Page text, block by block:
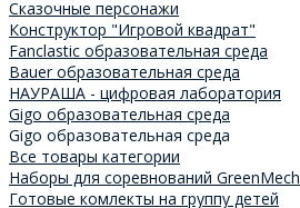
Сказочные персонажи
Конструктор "Игровой квадрат"
Fanclastic образовательная среда
Bauer образовательная среда
НАУРАША - цифровая лаборатория
Gigo образовательная среда
Gigo образовательная среда
Все товары категории
Наборы для соревнований GreenMech
Готовые комлекты на группу детей